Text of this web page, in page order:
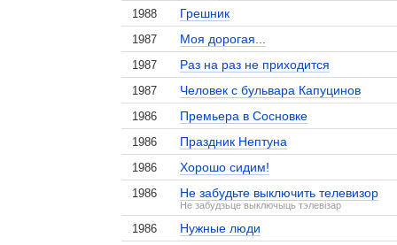
1988 Грешник
1987 Моя дорогая...
1987 Раз на раз не приходится
1987 Человек с бульвара Капуцинов
1986 Премьера в Сосновке
1986 Праздник Нептуна
1986 Хорошо сидим!
1986 Не забудьте выключить телевизор
Не забудзьце выключыць тэлевiзар
1986 Нужные люди